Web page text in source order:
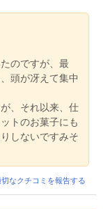
のですが、最
頭が冴えて集中
、それ以来、仕
トのお菓子にも
しないですみそ
切なクチコミを報告する